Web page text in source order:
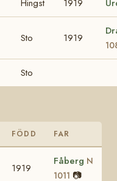
Hingst 1919
Sto 1919
Sto
FÖDD FAR
1919
Fåberg N
1011 📷